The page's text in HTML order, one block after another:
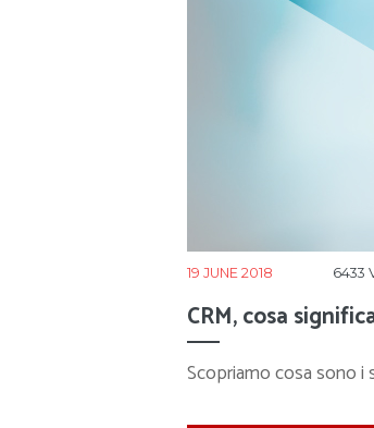
19 JUNE 2018 6433
CRM, cosa
Scopriamo cosa sono i